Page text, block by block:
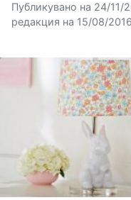
Публикувано на 24/11/
редакция на 15/08/